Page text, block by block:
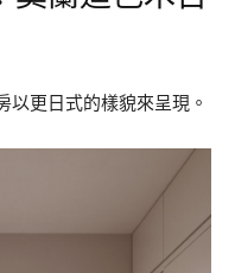
更日式的樣貌來呈現。